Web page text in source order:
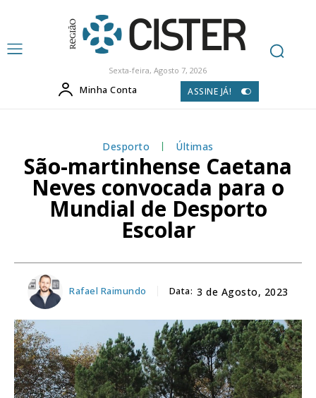
Sexta-feira, Agosto 7, 2026
Minha Conta ASSINE JÁ!
Desporto Últimas
São-martinhense Caetana
Neves convocada para o
Mundial de Desporto
Escolar
Rafael Raimundo Data: 3 de Agosto, 2023